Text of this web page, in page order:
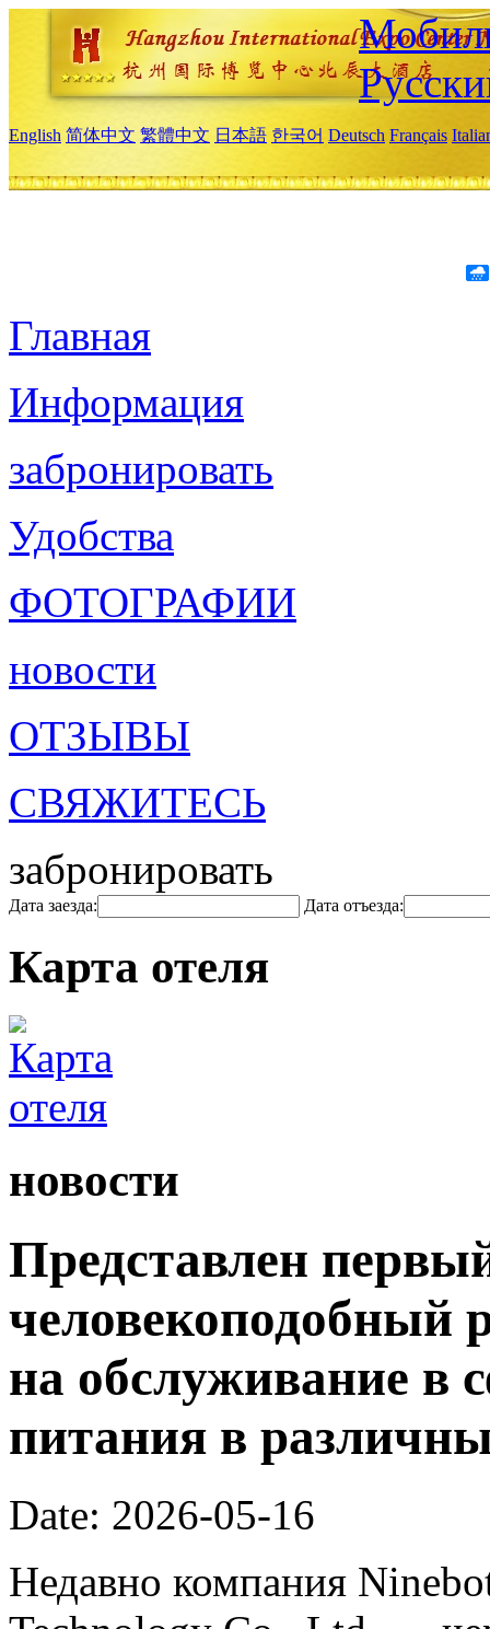
English 简体中文 繁體中文 日本語 한국어 Deutsch Français
Главная
Информация
забронировать
Удобства
ФОТОГРАФИИ
новости
ОТЗЫВЫ
СВЯЖИТЕСЬ
забронировать
Дата заезда: Дата отъезда:
Карта отеля
новости
Представлен
человекоподобный
на обслуживание в
питания в
Date: 2026-05-16
Недавно компания